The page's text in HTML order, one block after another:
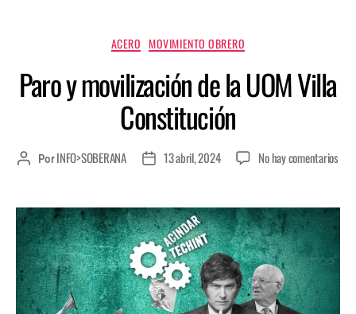
ACERO MOVIMIENTO OBRERO
Paro y movilización de la UOM Villa
Constitución
PorINFO>SOBERANA 13 abril, 2024 No hay comentarios